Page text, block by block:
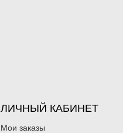
ЛИЧНЫЙ КАБИНЕТ
Мои заказы